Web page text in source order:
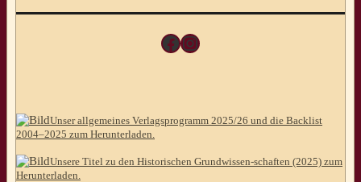
Facebook
Instagram
Unser allgemeines Verlagsprogramm 2025/26 und die Backlist
2004–2025 zum Herunterladen.
Unsere Titel zu den Historischen Grundwissen-schaften (2025) zum
Herunterladen.